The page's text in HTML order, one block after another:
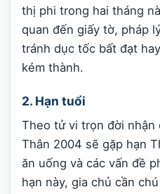
thị phi trong hai tháng
quan đến giấy tờ, pháp
tránh dục tốc bất đạt
kém thành.
2. Hạn tuổi
Theo tử vi trọn đời
Thân 2004 sẽ gặp hạn
ăn uống và các vấn đề
hạn này, gia chủ cần